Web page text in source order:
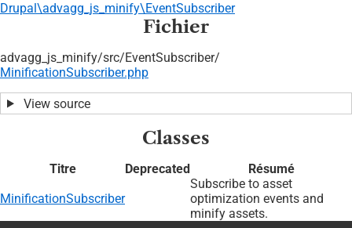
Drupal\advagg_js_minify\EventSubscriber
Fichier
advagg_js_minify/src/EventSubscriber/
MinificationSubscriber.php
View source
Classes
Titre Deprecated
Résumé
MinificationSubscriber
Subscribe to asset
optimization events and
minify assets.